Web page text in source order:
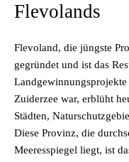
Flevolands
Flevoland, die jüngste
gegründet und ist das
Zuiderzee war, erblüht
Städten,
Diese Provinz, die
Meeresspiegel liegt, ist